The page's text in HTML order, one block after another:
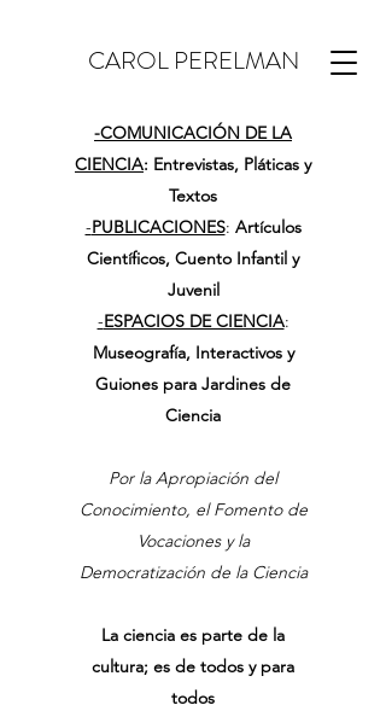
CAROL PERELMAN
-COMUNICACIÓN DE LA
CIENCIA: Entrevistas, Pláticas y
Textos
-PUBLICACIONES: Artículos
Científicos, Cuento Infantil y
Juvenil
-ESPACIOS DE CIENCIA:
Museografía, Interactivos y
Guiones para Jardines de
Ciencia
Por la Apropiación del
Conocimiento, el Fomento de
Vocaciones y la
Democratización de la Ciencia
La ciencia es parte de la
cultura; es de todos y para
todos